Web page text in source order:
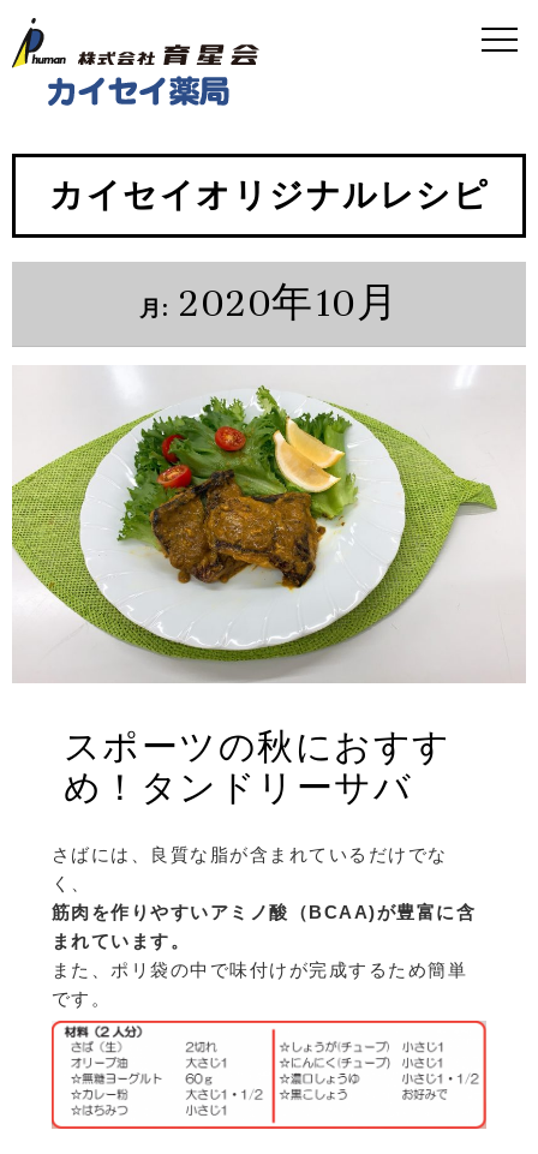
カイセイオリジナルレシピ
月: 2020年10月
スポーツの秋におすす
め！タンドリーサバ
さばには、良質な脂が含まれているだけでな
く、
筋肉を作りやすいアミノ酸（BCAA)が豊富に含
まれています。
また、ポリ袋の中で味付けが完成するため簡単
です。